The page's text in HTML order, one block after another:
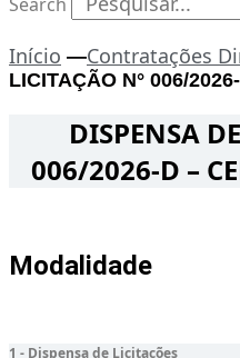
Início —Contratações
LICITAÇÃO N° 006/
DISPENSA
006/2026-D –
Modalidade
1 - Dispensa de Licitações